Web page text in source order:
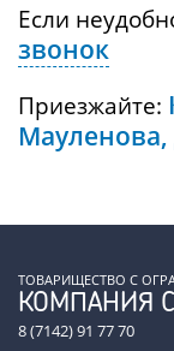
Если
звонок
Приезжайте:
ТОВАРИЩЕСТВО С
КОМПАНИЯ
8 (7142) 91 77 70